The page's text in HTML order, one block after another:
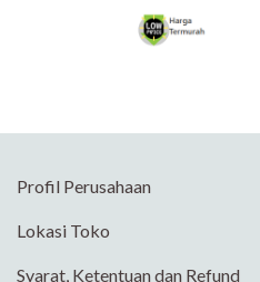
Profil Perusahaan
Lokasi Toko
Syarat, Ketentuan dan Refund